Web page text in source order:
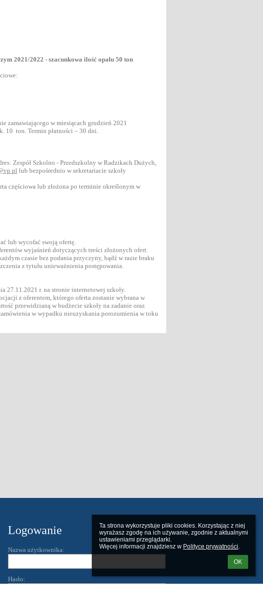
Ta strona wykorzystuje pliki cookies. Korzystając z niej
wyrażasz zgodę na ich używanie, zgodnie z aktualnymi
ustawieniami przeglądarki.
Więcej informacji znajdziesz w Polityce prywatności.
OK
2021/2022 - szacunkowa ilość opału 50 ton
zamawiającego w miesiącach grudzień 2021
10 ton. Termin płatności – 30 dni.
Zespół Szkolno - Przedszkolny w Radzikach Dużych,
lub bezpośrednio w sekretariacie szkoły
częściowa lub złożona po terminie określonym w
lub wycofać swoją ofertę.
wyjaśnień dotyczących treści złożonych ofert.
czasie bez podania przyczyny, bądź w razie braku
z tytułu unieważnienia postępowania.
27.11.2021 r. na stronie internetowej szkoły.
z oferentem, którego oferta zostanie wybrana w
przewidzianą w budżecie szkoły na zadanie oraz
w wypadku nieuzyskania porozumienia w toku
Logowanie
Nazwa użytkownika:
Hasło: